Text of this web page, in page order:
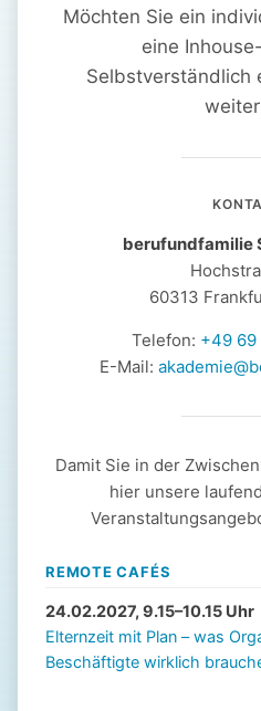
Möchten Sie ein
eine
Selbstverständlich
berufundfamilie
60313
Telefon: +49 69
E-Mail:
Damit Sie in der
hier unsere
REMOTE CAFÉS
24.02.2027, 9.15–10.15 Uhr
Elternzeit mit Plan – was
Beschäftigte wirklich